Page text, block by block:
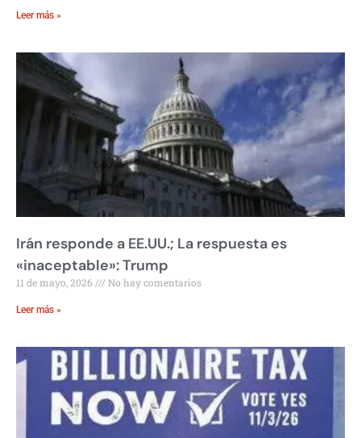
Leer más »
Irán responde a EE.UU.; La respuesta es
«inaceptable»: Trump
11 de mayo, 2026 No hay comentarios
Leer más »